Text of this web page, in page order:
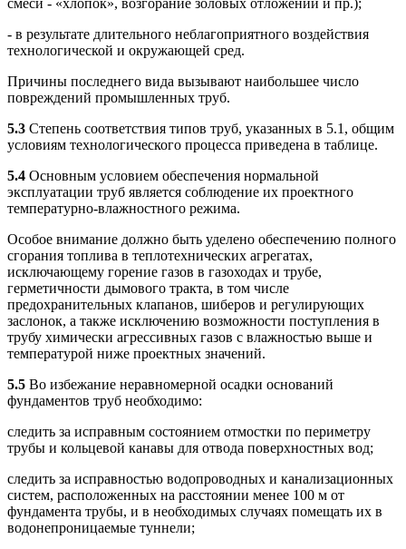
- в результате длительного неблагоприятного воздействия
технологической и окружающей сред.
Причины последнего вида вызывают наибольшее число
повреждений промышленных труб.
5.3 Степень соответствия типов труб, указанных в 5.1, общим
условиям технологического процесса приведена в таблице.
5.4 Основным условием обеспечения нормальной
эксплуатации труб является соблюдение их проектного
температурно-влажностного режима.
Особое внимание должно быть уделено обеспечению полного
сгорания топлива в теплотехнических агрегатах,
исключающему горение газов в газоходах и трубе,
герметичности дымового тракта, в том числе
предохранительных клапанов, шиберов и регулирующих
заслонок, а также исключению возможности поступления в
трубу химически агрессивных газов с влажностью выше и
температурой ниже проектных значений.
5.5 Во избежание неравномерной осадки оснований
фундаментов труб необходимо:
следить за исправным состоянием отмостки по периметру
трубы и кольцевой канавы для отвода поверхностных вод;
следить за исправностью водопроводных и канализационных
систем, расположенных на расстоянии менее 100 м от
фундамента трубы, и в необходимых случаях помещать их в
водонепроницаемые туннели;